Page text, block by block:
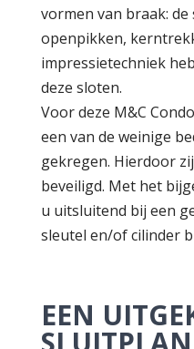
vormen van braak:
openpikken,
impressietechniek
deze sloten.
Voor deze M&C
een van de weinige
gekregen. Hierdoor
beveiligd. Met het
u uitsluitend bij een
sleutel en/of cilinder
EEN